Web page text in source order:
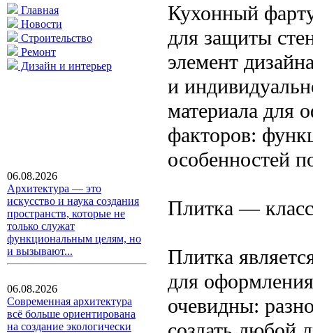
Главная
Новости
Строительство
Ремонт
Дизайн и интерьер
06.08.2026
Архитектура — это
искусство и наука создания
пространств, которые не
только служат
функциональным целям, но
и вызывают...
06.08.2026
Современная архитектура
всё больше ориентирована
на создание экологически
Кухонный
для защиты
элемент
и
материала для
факторов:
особенностей
Плитка —
Плитка
для
очевидны: